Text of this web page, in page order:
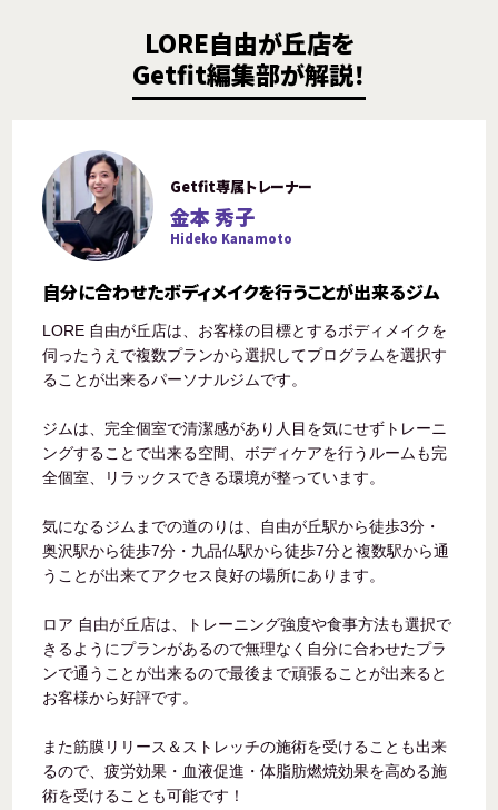
LORE自由が丘店を
Getfit編集部が解説！
Getfit専属トレーナー
金本 秀子
Hideko Kanamoto
自分に合わせたボディメイクを行うことが出来るジム
LORE 自由が丘店は、お客様の目標とするボディメイクを
伺ったうえで複数プランから選択してプログラムを選択す
ることが出来るパーソナルジムです。
ジムは、完全個室で清潔感があり人目を気にせずトレーニ
ングすることで出来る空間、ボディケアを行うルームも完
全個室、リラックスできる環境が整っています。
気になるジムまでの道のりは、自由が丘駅から徒歩3分・
奥沢駅から徒歩7分・九品仏駅から徒歩7分と複数駅から通
うことが出来てアクセス良好の場所にあります。
ロア 自由が丘店は、トレーニング強度や食事方法も選択で
きるようにプランがあるので無理なく自分に合わせたプラ
ンで通うことが出来るので最後まで頑張ることが出来ると
お客様から好評です。
また筋膜リリース＆ストレッチの施術を受けることも出来
るので、疲労効果・血液促進・体脂肪燃焼効果を高める施
術を受けることも可能です！